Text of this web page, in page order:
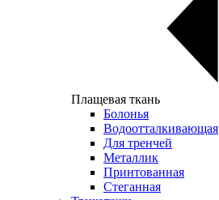
Плащевая ткань
Болонья
Водоотталкивающая
Для тренчей
Металлик
Принтованная
Стеганная